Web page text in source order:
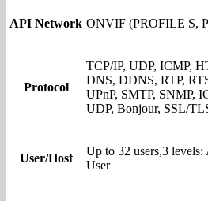
API Network ONVIF (PROFILE S,
Protocol
TCP/IP, UDP, ICMP,
DNS, DDNS, RTP,
UPnP, SMTP, SNMP,
UDP, Bonjour, SSL/
User/Host
Up to 32 users,3
User